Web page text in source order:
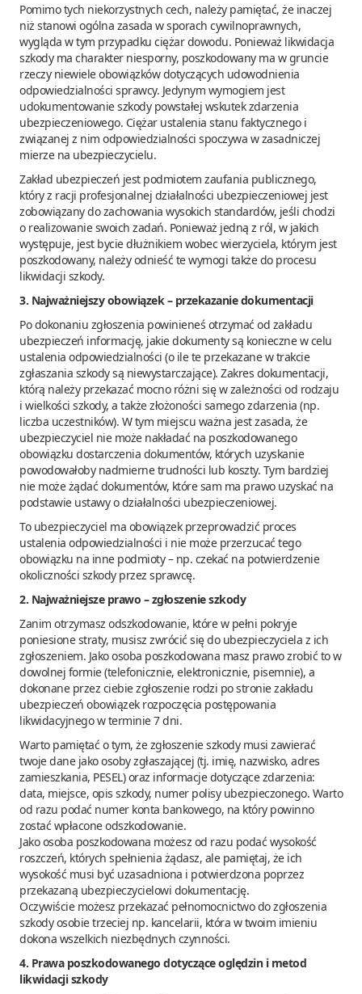
Pomimo tych niekorzystnych cech, należy pamiętać, że inaczej
niż stanowi ogólna zasada w sporach cywilnoprawnych,
wygląda w tym przypadku ciężar dowodu. Ponieważ likwidacja
szkody ma charakter niesporny, poszkodowany ma w gruncie
rzeczy niewiele obowiązków dotyczących udowodnienia
odpowiedzialności sprawcy. Jedynym wymogiem jest
udokumentowanie szkody powstałej wskutek zdarzenia
ubezpieczeniowego. Ciężar ustalenia stanu faktycznego i
związanej z nim odpowiedzialności spoczywa w zasadniczej
mierze na ubezpieczycielu.
Zakład ubezpieczeń jest podmiotem zaufania publicznego,
który z racji profesjonalnej działalności ubezpieczeniowej jest
zobowiązany do zachowania wysokich standardów, jeśli chodzi
o realizowanie swoich zadań. Ponieważ jedną z ról, w jakich
występuje, jest bycie dłużnikiem wobec wierzyciela, którym jest
poszkodowany, należy odnieść te wymogi także do procesu
likwidacji szkody.
3. Najważniejszy obowiązek – przekazanie dokumentacji
Po dokonaniu zgłoszenia powinieneś otrzymać od zakładu
ubezpieczeń informację, jakie dokumenty są konieczne w celu
ustalenia odpowiedzialności (o ile te przekazane w trakcie
zgłaszania szkody są niewystarczające). Zakres dokumentacji,
którą należy przekazać mocno różni się w zależności od rodzaju
i wielkości szkody, a także złożoności samego zdarzenia (np.
liczba uczestników). W tym miejscu ważna jest zasada, że
ubezpieczyciel nie może nakładać na poszkodowanego
obowiązku dostarczenia dokumentów, których uzyskanie
powodowałoby nadmierne trudności lub koszty. Tym bardziej
nie może żądać dokumentów, które sam ma prawo uzyskać na
podstawie ustawy o działalności ubezpieczeniowej.
To ubezpieczyciel ma obowiązek przeprowadzić proces
ustalenia odpowiedzialności i nie może przerzucać tego
obowiązku na inne podmioty – np. czekać na potwierdzenie
okoliczności szkody przez sprawcę.
2. Najważniejsze prawo – zgłoszenie szkody
Zanim otrzymasz odszkodowanie, które w pełni pokryje
poniesione straty, musisz zwrócić się do ubezpieczyciela z ich
zgłoszeniem. Jako osoba poszkodowana masz prawo zrobić to w
dowolnej formie (telefonicznie, elektronicznie, pisemnie), a
dokonane przez ciebie zgłoszenie rodzi po stronie zakładu
ubezpieczeń obowiązek rozpoczęcia postępowania
likwidacyjnego w terminie 7 dni.
Warto pamiętać o tym, że zgłoszenie szkody musi zawierać
twoje dane jako osoby zgłaszającej (tj. imię, nazwisko, adres
zamieszkania, PESEL) oraz informacje dotyczące zdarzenia:
data, miejsce, opis szkody, numer polisy ubezpieczonego. Warto
od razu podać numer konta bankowego, na który powinno
zostać wpłacone odszkodowanie.
Jako osoba poszkodowana możesz od razu podać wysokość
roszczeń, których spełnienia żądasz, ale pamiętaj, że ich
wysokość musi być uzasadniona i potwierdzona poprzez
przekazaną ubezpieczycielowi dokumentację.
Oczywiście możesz przekazać pełnomocnictwo do zgłoszenia
szkody osobie trzeciej np. kancelarii, która w twoim imieniu
dokona wszelkich niezbędnych czynności.
4. Prawa poszkodowanego dotyczące oględzin i metod
likwidacji szkody